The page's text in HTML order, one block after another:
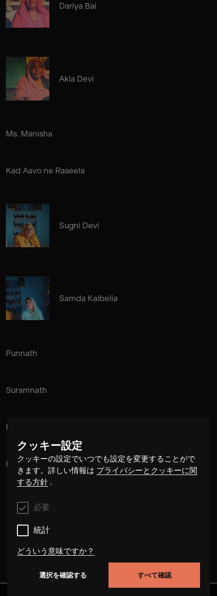
クッキー設定
クッキーの設定でいつでも設定を変更することがで
きます。詳しい情報は プライバシーとクッキーに関
する方針 .
必要
統計
どういう意味ですか？
選択を確認する すべて確認
Dariya Bai
Akla Devi
Ms. Manisha
Kad Aavo ne Raseela
Sugni Devi
Samda Kalbelia
Punnath
Suramnath
Kishan Hadi
Pintu Padihar